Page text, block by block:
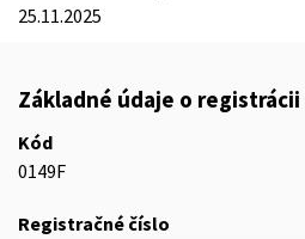
25.11.2025
Základné údaje o registrácii
Kód
0149F
Registračné číslo